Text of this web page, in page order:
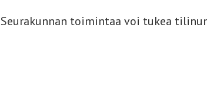
Seurakunnan toimintaa voi tukea